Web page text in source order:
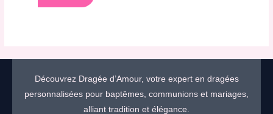
Découvrez Dragée d’Amour, votre expert en dragées
personnalisées pour baptêmes, communions et mariages,
alliant tradition et élégance.